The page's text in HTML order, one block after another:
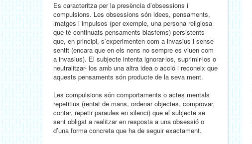
Es caracteritza per la presència d’obsessions i
compulsions. Les obsessions són idees, pensaments,
imatges i impulsos (per exemple, una persona religiosa
que té continuats pensaments blasfems) persistents
que, en principi, s’experimenten com a invasius i sense
sentit (encara que en els nens no sempre es viuen com
a invasius). El subjecte intenta ignorar-los, suprimir-los o
neutralitzar- los amb una altra idea o acció i reconeix que
aquests pensaments són producte de la seva ment.
Les compulsions són comportaments o actes mentals
repetitius (rentat de mans, ordenar objectes, comprovar,
contar, repetir paraules en silenci) que el subjecte se
sent obligat a realitzar en resposta a una obsessió o
d’una forma concreta que ha de seguir exactament.